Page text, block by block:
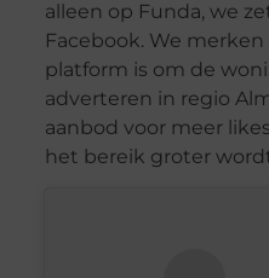
alleen op Funda, we
Facebook. We
platform is om de
adverteren in regio
aanbod voor meer
het bereik groter